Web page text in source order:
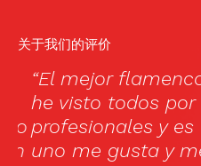
关于我们的评价
“El mejor
he visto todos por
profesionales y es
uno me gusta y